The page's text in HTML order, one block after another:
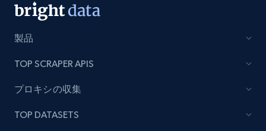
製品
TOP SCRAPER APIS
プロキシの収集
TOP DATASETS